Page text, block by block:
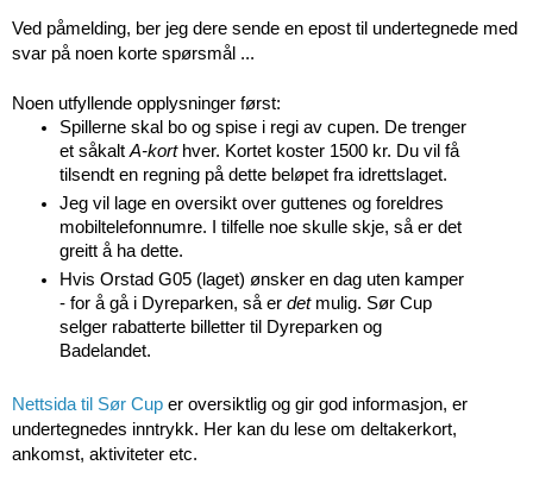
Ved påmelding, ber jeg dere sende en epost til undertegnede med
svar på noen korte spørsmål ...
Noen utfyllende opplysninger først:
Spillerne skal bo og spise i regi av cupen. De trenger
et såkalt A-korthver. Kortet koster 1500 kr. Du vil få
tilsendt en regning på dette beløpet fra idrettslaget.
Jeg vil lage en oversikt over guttenes og foreldres
mobiltelefonnumre. I tilfelle noe skulle skje, så er det
greitt å ha dette.
Hvis Orstad G05 (laget) ønsker en dag uten kamper
- for å gå i Dyreparken, så er det mulig. Sør Cup
selger rabatterte billetter til Dyreparken og
Badelandet.
Nettsida til Sør Cup er oversiktlig og gir god informasjon, er
undertegnedes inntrykk. Her kan du lese om deltakerkort,
ankomst, aktiviteter etc.